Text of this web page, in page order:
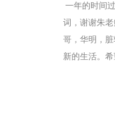
一年的时间
词，谢谢朱
哥，华明，
新的生活。